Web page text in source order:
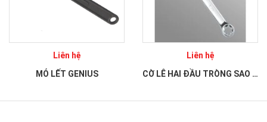
Liên hệ
MỎ LẾT GENIUS
Liên hệ
CỜ LÊ HAI ĐẦU TRÒNG SAO LOẠI BÓNG